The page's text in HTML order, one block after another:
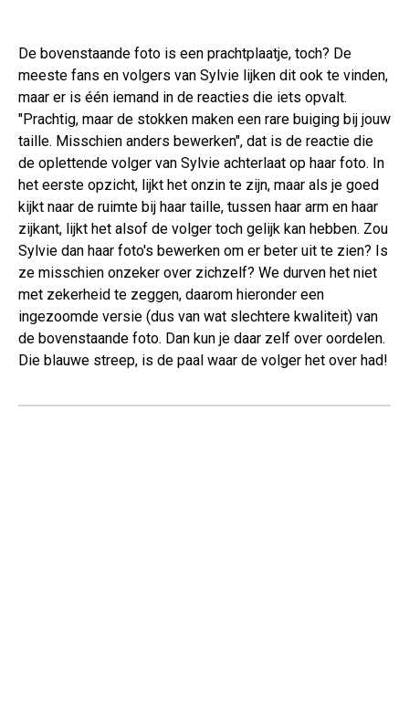
De bovenstaande foto is een prachtplaatje, toch? De
meeste fans en volgers van Sylvie lijken dit ook te vinden,
maar er is één iemand in de reacties die iets opvalt.
"Prachtig, maar de stokken maken een rare buiging bij jouw
taille. Misschien anders bewerken", dat is de reactie die
de oplettende volger van Sylvie achterlaat op haar foto. In
het eerste opzicht, lijkt het onzin te zijn, maar als je goed
kijkt naar de ruimte bij haar taille, tussen haar arm en haar
zijkant, lijkt het alsof de volger toch gelijk kan hebben. Zou
Sylvie dan haar foto's bewerken om er beter uit te zien? Is
ze misschien onzeker over zichzelf? We durven het niet
met zekerheid te zeggen, daarom hieronder een
ingezoomde versie (dus van wat slechtere kwaliteit) van
de bovenstaande foto. Dan kun je daar zelf over oordelen.
Die blauwe streep, is de paal waar de volger het over had!